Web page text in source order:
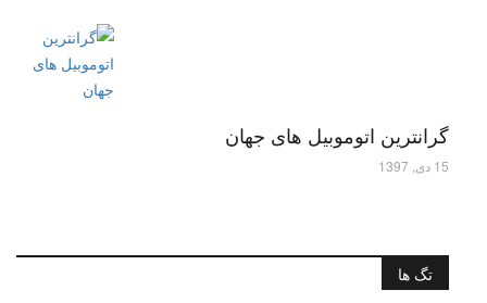
گرانترین اتوموبیل های جهان
15 دی, 1397
تگ ها